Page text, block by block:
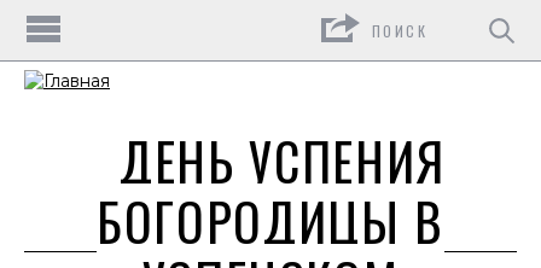
ДЕНЬ УСПЕНИЯ
БОГОРОДИЦЫ В